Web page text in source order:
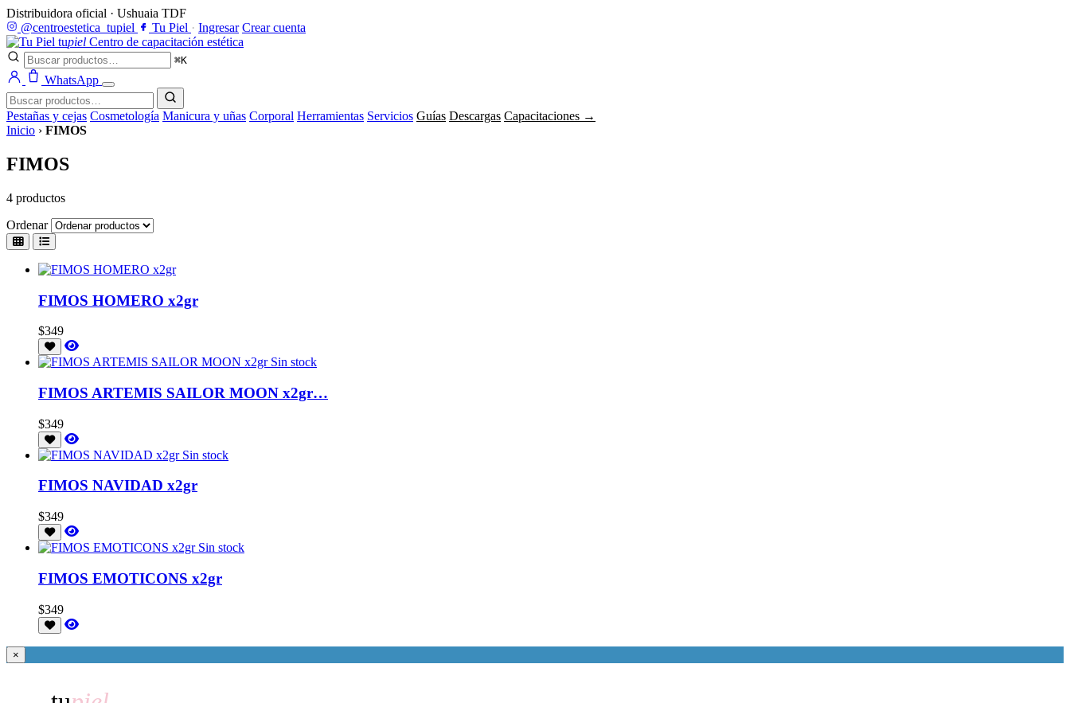
Distribuidora oficial · Ushuaia TDF
@centroestetica_tupiel
Tu Piel · Ingresar Crear cuenta
tupiel Centro de capacitación estética
⌘K
WhatsApp
Pestañas y cejas Cosmetología Manicura y uñas Corporal Herramientas Servicios Guías Descargas Capacitaciones →
Inicio › FIMOS
FIMOS
4 productos
Ordenar
FIMOS HOMERO x2gr
$349
Sin stock
FIMOS ARTEMIS SAILOR MOON x2gr…
$349
Sin stock
FIMOS NAVIDAD x2gr
$349
Sin stock
FIMOS EMOTICONS x2gr
$349
×